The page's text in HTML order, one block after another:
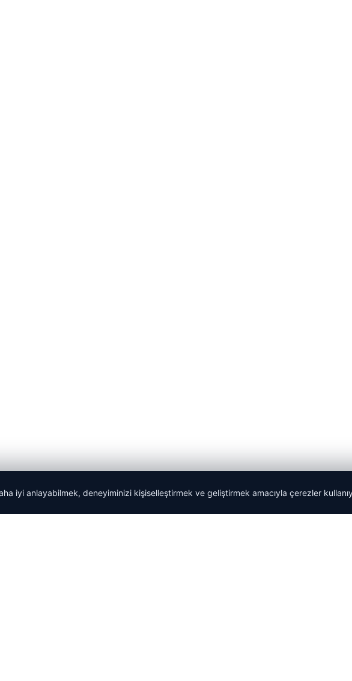
iyi anlayabilmek, deneyiminizi kişiselleştirmek ve geliştirmek amacıyla çerezler